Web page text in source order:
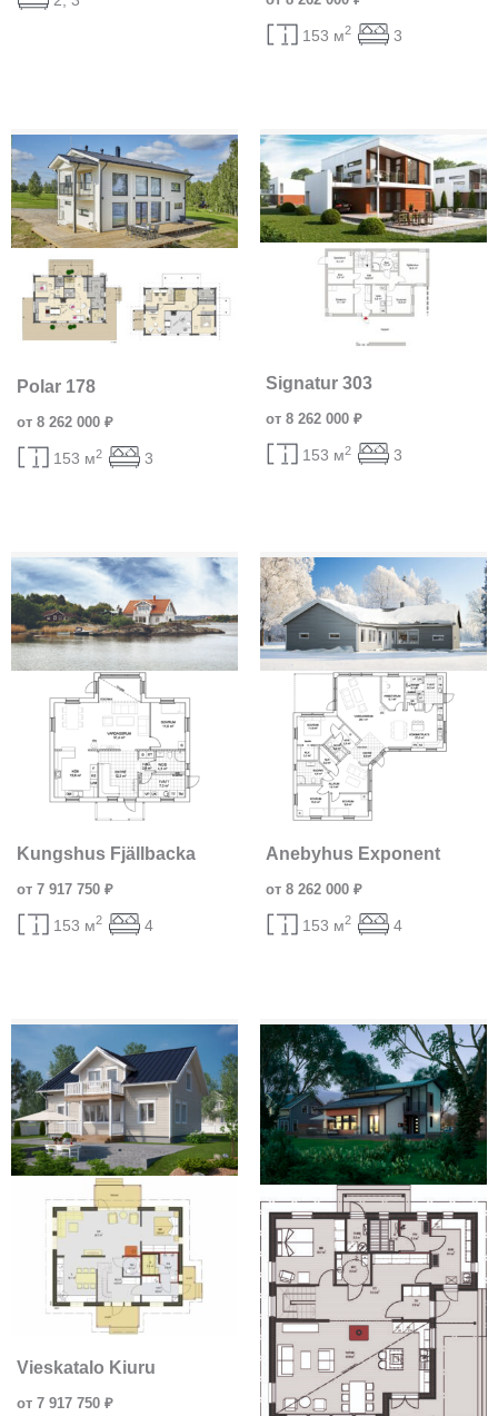
153 м2 3
Polar 178
от 8 262 000 ₽
153 м2 3
Signatur 303
от 8 262 000 ₽
153 м2 3
Kungshus Fjällbacka
от 7 917 750 ₽
153 м2 4
Anebyhus Exponent
от 8 262 000 ₽
153 м2 4
Vieskatalo Kiuru
от 7 917 750 ₽